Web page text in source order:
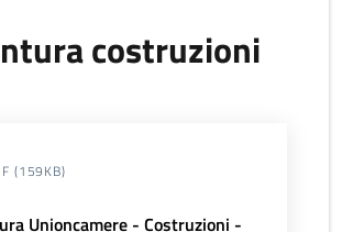
costruzioni
(159KB)
Unioncamere - Costruzioni -